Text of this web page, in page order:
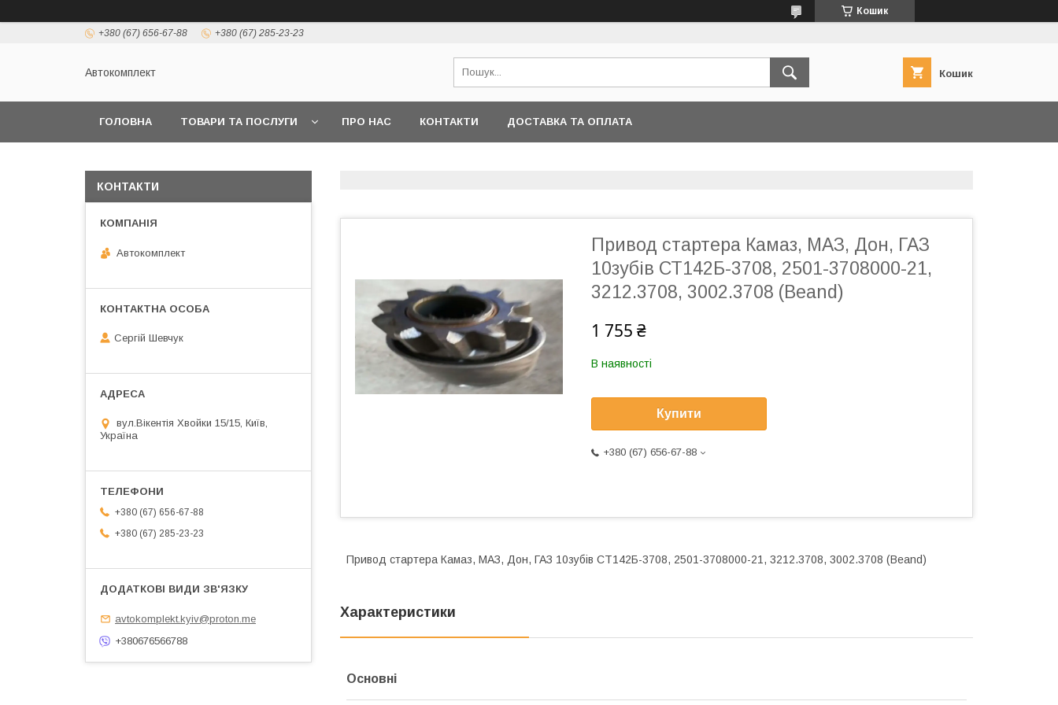
Кошик
+380 (67) 656-67-88 +380 (67) 285-23-23
Автокомплект Кошик
ГОЛОВНА ТОВАРИ ТА ПОСЛУГИ ПРО НАС КОНТАКТИ ДОСТАВКА ТА ОПЛАТА
Привод стартера Камаз, МАЗ, Дон, ГАЗ
10зубів СТ142Б-3708, 2501-3708000-21,
3212.3708, 3002.3708 (Beand)
1 755 ₴
В наявності
Купити
+380 (67) 656-67-88
Привод стартера Камаз, МАЗ, Дон, ГАЗ 10зубів СТ142Б-3708, 2501-3708000-21, 3212.3708, 3002.3708 (Beand)
Характеристики
Основні
КОНТАКТИ
Автокомплект
Сергій Шевчук
вул.Вікентія Хвойки 15/15, Київ,
Україна
+380 (67) 656-67-88
+380 (67) 285-23-23
avtokomplekt.kyiv@proton.me
+380676566788